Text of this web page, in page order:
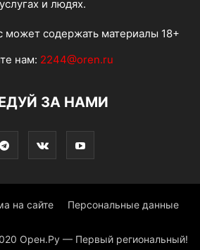
услугах и людях.
может содержать материалы 18+
нам: 2244@oren.ru
ЗА НАМИ
на сайте Персональные данные
Орен.Ру — Первый региональный!